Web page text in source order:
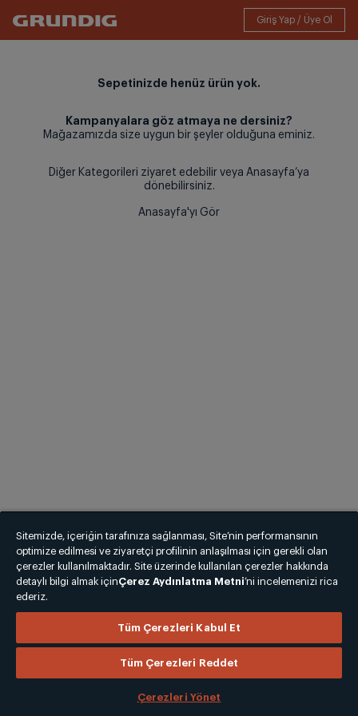
Sepetinizde henüz ürün yok.
Kampanyalara göz atmaya ne dersiniz?
Mağazamızda size uygun bir şeyler olduğuna eminiz.
Diğer Kategorileri ziyaret edebilir veya Anasayfa’ya
dönebilirsiniz.
Anasayfa'yı Gör
Sitemizde, içeriğin tarafınıza sağlanması, Site’nin performansının
optimize edilmesi ve ziyaretçi profilinin anlaşılması için gerekli olan
çerezler kullanılmaktadır. Site üzerinde kullanılan çerezler hakkında
detaylı bilgi almak içinÇerez Aydınlatma Metni’ni incelemenizi rica
ederiz.
Tüm Çerezleri Kabul Et
Tüm Çerezleri Reddet
Çerezleri Yönet